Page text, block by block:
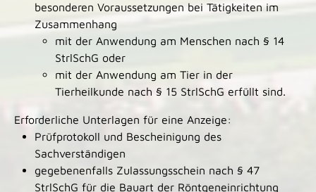
besonderen Voraussetzungen bei Tätigkeiten im
Zusammenhang
mit der Anwendung am Menschen nach § 14
StrlSchG oder
mit der Anwendung am Tier in der
Tierheilkunde nach § 15 StrlSchG erfüllt sind.
Erforderliche Unterlagen für eine Anzeige:
Prüfprotokoll und Bescheinigung des
Sachverständigen
gegebenenfalls Zulassungsschein nach § 47
StrlSchG für die Bauart der Röntgeneinrichtung